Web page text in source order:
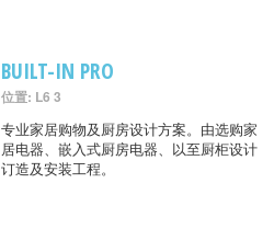
BUILT-IN PRO
位置: L6 3
专业家居购物及厨房设计方案。由选购家
居电器、嵌入式厨房电器、以至厨柜设计
订造及安装工程。